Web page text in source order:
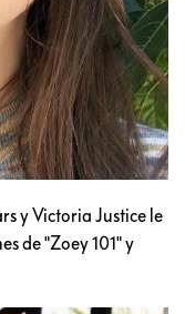
y Victoria Justice le
de "Zoey 101" y